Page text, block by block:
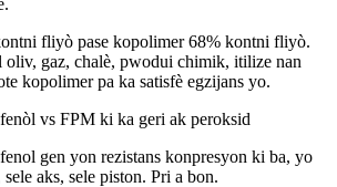
fliyò pase kopolimer 68% kontni fliyò.
oliv, gaz, chalè, pwodui chimik, itilize nan
kopolimer pa ka satisfè egzijans yo.
vs FPM ki ka geri ak peroksid
gen yon rezistans konpresyon ki ba, yo
aks, sele piston. Pri a bon.